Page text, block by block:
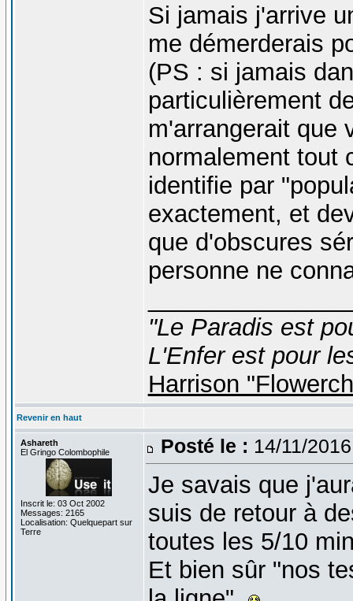
Si jamais j'arrive
me démerderais
(PS : si jamais
particulièrement
m'arrangerait que
normalement tout
identifie par
exactement, et
que d'obscures
personne ne
"Le Paradis est
L'Enfer est pour
Harrison
Revenir en haut
Ashareth
El Gringo Colombophile
Inscrit le: 03 Oct 2002
Messages: 2165
Localisation: Quelquepart sur
Terre
Posté le : 14/11/
Je savais que
suis de retour à
toutes les 5/10
Et bien sûr "nos